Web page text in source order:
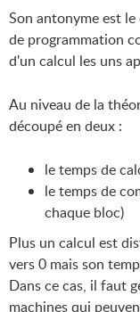
Son antonyme est
de programmation
d'un calcul les uns
Au niveau de la
découpé en deux :
le temps de
le temps de
chaque bloc)
Plus un calcul est
vers 0 mais son
Dans ce cas, il faut
machines qui